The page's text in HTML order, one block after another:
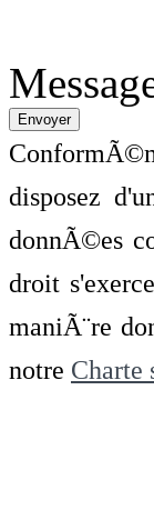
disposez
donnÃ©es
droit
maniÃ¨re
notre Charte